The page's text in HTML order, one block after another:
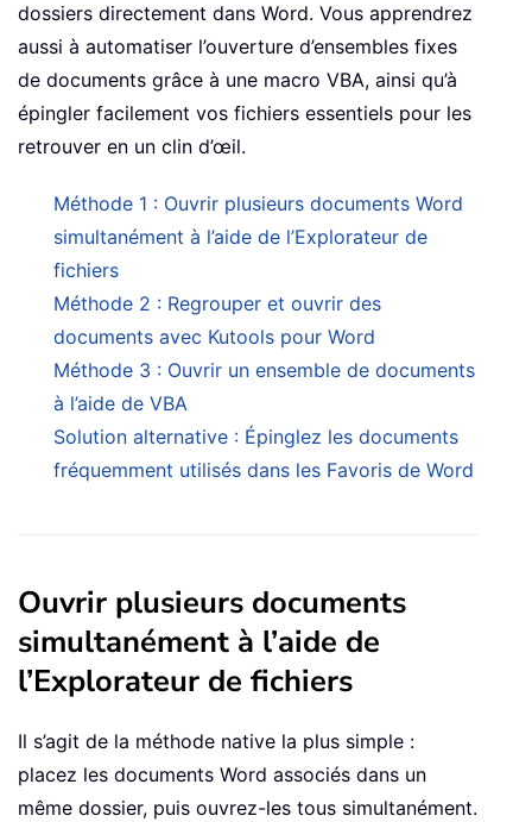
dossiers directement dans Word. Vous apprendrez
aussi à automatiser l’ouverture d’ensembles fixes
de documents grâce à une macro VBA, ainsi qu’à
épingler facilement vos fichiers essentiels pour les
retrouver en un clin d’œil.
Méthode 1 : Ouvrir plusieurs documents Word
simultanément à l’aide de l’Explorateur de
fichiers
Méthode 2 : Regrouper et ouvrir des
documents avec Kutools pour Word
Méthode 3 : Ouvrir un ensemble de documents
à l’aide de VBA
Solution alternative : Épinglez les documents
fréquemment utilisés dans les Favoris de Word
Ouvrir plusieurs documents
simultanément à l’aide de
l’Explorateur de fichiers
Il s’agit de la méthode native la plus simple :
placez les documents Word associés dans un
même dossier, puis ouvrez-les tous simultanément.